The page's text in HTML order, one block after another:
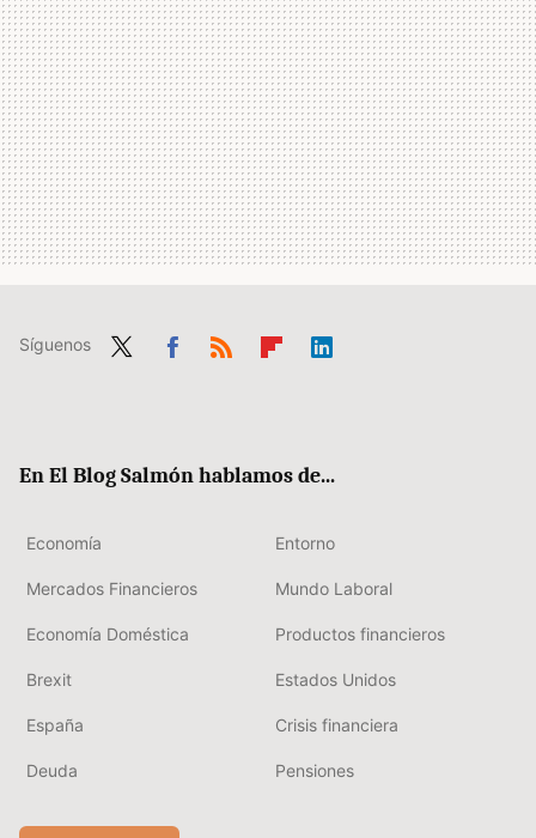
Síguenos
En El Blog Salmón hablamos de...
Economía Entorno
Mercados Financieros Mundo Laboral
Economía Doméstica Productos financieros
Brexit Estados Unidos
España Crisis financiera
Deuda Pensiones